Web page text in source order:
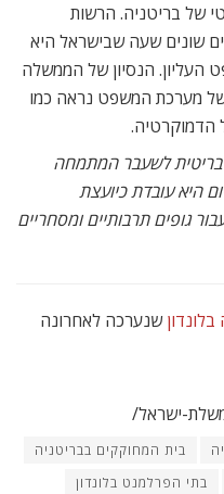
של בריטניה. הרשות
שונים שעה שבישראל היא
העליון. הנסיון של הממשלה
מערכת המשפט נראה כמו
הדמוקרטיה.
בריטית לשעבר המתמחה
היא עובדת כיועצת
גופים תרבותיים ומסחריים
שנערכה לאחרונה
בית המחוקקים בבריטניה
בתי הפרלמנט בלונדון